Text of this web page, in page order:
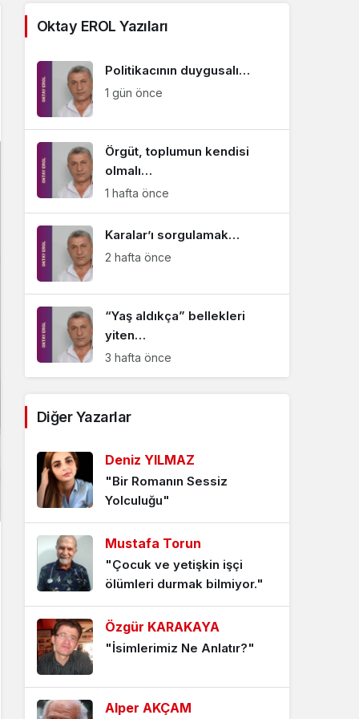
Sistem Modu
Sistem modunu seçin.
Oktay EROL Yazıları
Politikacının duygusalı…
1 gün önce
Örgüt, toplumun kendisi
olmalı…
1 hafta önce
Karalar’ı sorgulamak…
2 hafta önce
“Yaş aldıkça” bellekleri
yiten…
3 hafta önce
kendini bilmektir!
“Geri dönüşümde” kazanan
kim oldu?
4 hafta önce
Özel’in, fırtına” öncesi
Adana yürüyüşü…
4 hafta önce
Yeni parti zorunluluğu…
Diğer Yazarlar
Deniz YILMAZ
"Bir Romanın Sessiz
Yolculuğu"
Mustafa Torun
"Çocuk ve yetişkin işçi
ölümleri durmak bilmiyor."
Özgür KARAKAYA
"İsimlerimiz Ne Anlatır?"
Alper AKÇAM